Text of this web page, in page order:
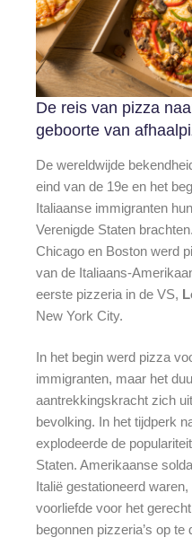
De reis van pizza
geboorte van
De wereldwijde
eind van de 19e en het
Italiaanse immigranten
Verenigde Staten
Chicago en Boston werd
van de Italiaans-
eerste pizzeria in de VS,
New York City.
In het begin werd pizza
immigranten, maar het
aantrekkingskracht zich
bevolking. In het tijdperk
explodeerde de
Staten. Amerikaanse
Italië gestationeerd
voorliefde voor het
begonnen pizzeria’s op te